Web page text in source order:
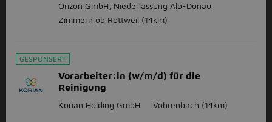
Orizon GmbH, Niederlassung Alb-Donau
Zimmern ob Rottweil (14km)
GESPONSERT
Vorarbeiter:in (w/m/d) für die
Reinigung
Korian Holding GmbH Vöhrenbach (14km)